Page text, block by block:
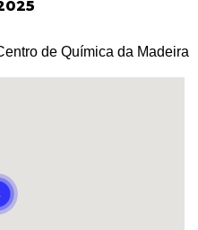
de Química da Madeira